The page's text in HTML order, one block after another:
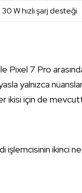
W hızlı şarj desteği
Pixel 7 Pro
yalnızca
ikisi için de
ikinci